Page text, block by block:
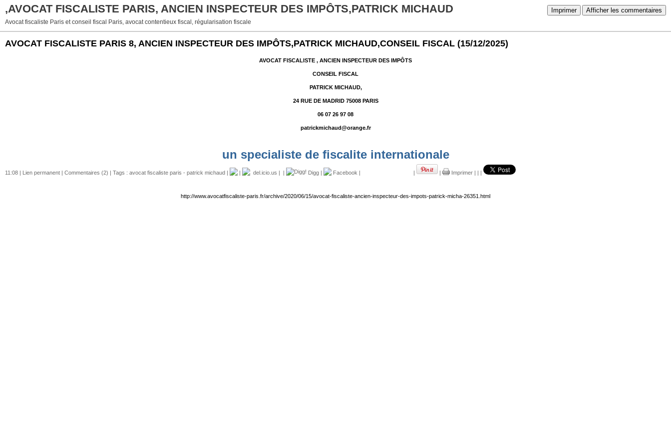
Imprimer Afficher les commentaires
,AVOCAT FISCALISTE PARIS, ANCIEN INSPECTEUR DES IMPÔTS,PATRICK MICHAUD
Avocat fiscaliste Paris et conseil fiscal Paris, avocat contentieux fiscal, régularisation fiscale
AVOCAT FISCALISTE PARIS 8, ANCIEN INSPECTEUR DES IMPÔTS,PATRICK MICHAUD,CONSEIL FISCAL (15/12/2025)
AVOCAT FISCALISTE , ANCIEN INSPECTEUR DES IMPÔTS
CONSEIL FISCAL
PATRICK MICHAUD,
24 RUE DE MADRID 75008 PARIS
06 07 26 97 08
patrickmichaud@orange.fr
un specialiste de fiscalite internationale
11:08 | Lien permanent | Commentaires (2) | Tags : avocat fiscaliste paris - patrick michaud | | del.icio.us | | Digg | Facebook | | | Imprimer | | |
http://www.avocatfiscaliste-paris.fr/archive/2020/06/15/avocat-fiscaliste-ancien-inspecteur-des-impots-patrick-micha-26351.html